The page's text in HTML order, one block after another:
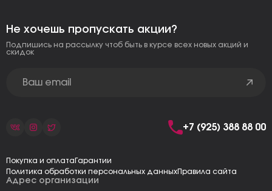
Адрес организации
Не хочешь пропускать акции?
Подпишись на рассылку чтоб быть в курсе всех новых акций и
скидок
+7 (925) 388 88 00
Покупка и оплата Гарантии
Политика обработки персональных данныхПравила сайта